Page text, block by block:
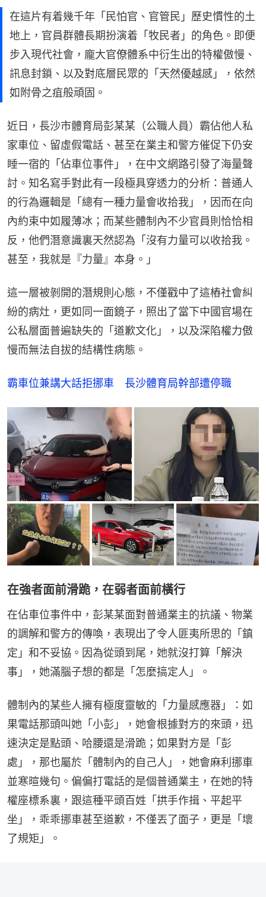
在這片有着幾千年「民怕官、官管民」歷史慣性的土
地上，官員群體長期扮演着「牧民者」的角色。即便
步入現代社會，龐大官僚體系中衍生出的特權傲慢、
訊息封鎖、以及對底層民眾的「天然優越感」，依然
如附骨之疽般頑固。
近日，長沙市體育局彭某某（公職人員）霸佔他人私
家車位、留虛假電話、甚至在業主和警方催促下仍安
睡一宿的「佔車位事件」，在中文網路引發了海量聲
討。知名寫手對此有一段極具穿透力的分析：普通人
的行為邏輯是「總有一種力量會收拾我」，因而在向
內約束中如履薄冰；而某些體制內不少官員則恰恰相
反，他們潛意識裏天然認為「沒有力量可以收拾我。
甚至，我就是『力量』本身。」
這一層被剝開的潛規則心態，不僅戳中了這樁社會糾
紛的病灶，更如同一面鏡子，照出了當下中國官場在
公私層面普遍缺失的「道歉文化」，以及深陷權力傲
慢而無法自拔的結構性病態。
霸車位兼講大話拒挪車　長沙體育局幹部遭停職
在強者面前滑跪，在弱者面前橫行
在佔車位事件中，彭某某面對普通業主的抗議、物業
的調解和警方的傳喚，表現出了令人匪夷所思的「鎮
定」和不妥協。因為從頭到尾，她就沒打算「解決
事」，她滿腦子想的都是「怎麼搞定人」。
體制內的某些人擁有極度靈敏的「力量感應器」：如
果電話那頭叫她「小彭」，她會根據對方的來頭，迅
速決定是點頭、哈腰還是滑跪；如果對方是「彭
處」，那也屬於「體制內的自己人」，她會麻利挪車
並寒暄幾句。偏偏打電話的是個普通業主，在她的特
權座標系裏，跟這種平頭百姓「拱手作揖、平起平
坐」，乖乖挪車甚至道歉，不僅丟了面子，更是「壞
了規矩」。